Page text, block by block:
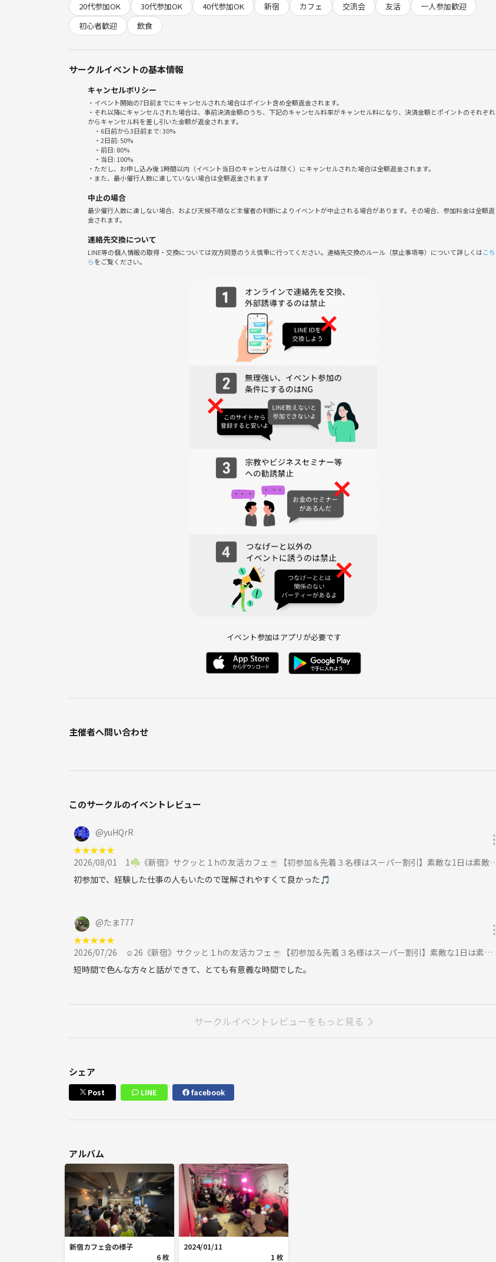
異業種交流会よりも、ずっとカジュアル。
友達づくりの第一歩にぴったりです🌿
《料金》
500〜1500円
ソフトドリンク飲み放題付き！🥤
初参加＆先着割で “最安500円”
※割引チケットは 〜40歳の方が対象です。
※年齢問わず、どなたでも通常チケットでご参加いただけます！
早めのお申し込みほどお得ですっ！！！☺️
今すぐお申し込み画面をCHECK！！
東京都新宿区歌舞伎町１丁目２２−１ 鳥京ビル B1F
https://maps.app.goo.gl/GZZ6ArQyjPrDBqek8
主催者は15分前には現地にいます！ 少し早めのご到着で、受付がスムーズになります。
話すのが苦手でも大丈夫。簡単なプロフィールを記入して、会話のきっかけに♪
主催者も一緒にトークへ参加しますのでご安心を☺️
人数に応じて1〜2回、席替えタイムがあります。
自己紹介シートの写真を共有すると、あとで思い出しやすいので便利です✨
* ほとんどの方がお一人参加＆初参加です！
* サクッと1時間程度だから、気軽に参加OK！
あなたのご参加を心よりお待ちしています！
❗️ ご参加にあたってのお願い
**カフェりんぐ。**では、 安心して楽しめる空間づくりを大切にしています。
以下のルールを守って、気持ちよく交流を楽しみましょう☺️
🚫 その2｜強引なナンパはNG！
相手の気持ちを無視したアプローチは絶対NG。
あなたの魅力、台無しにしないで！
イベント内外を問わず、迷惑行為・クレームが確認された場合は
即時退場・今後の参加をお断りいたします。
✅ その4｜とにかく楽しもう！
「来てよかった！」と思えるイベントを一緒に作りましょう✨
・迷惑行為が確認された場合は厳正に対応いたします
👤主催者プロフィール
皆さん、はじめまして！カフェりんぐ。代表のmichiです。
初めての場所や人との交流って、ちょっと緊張しますよね！
だからこそ、皆さんが安心して心から楽しめる空間を作ることを一番大切にしています☺️
20代参加OK
30代参加OK 40代参加OK 新宿 カフェ 交流会 友活
一人参加歓迎
初心者歓迎
飲食
サークルイベントの基本情報
キャンセルポリシー
・イベント開始の7日前までにキャンセルされた場合はポイント含め全額返金されます。
・それ以降にキャンセルされた場合は、事前決済金額のうち、下記のキャンセル料率がキャンセル料になり、決済金額とポイントのそれぞれ
からキャンセル料を差し引いた金額が返金されます。
・6日前から3日前まで: 30%
・2日前: 50%
・前日: 80%
・当日: 100%
・ただし、お申し込み後 1時間以内（イベント当日のキャンセルは除く）にキャンセルされた場合は全額返金されます。
・また、最小催行人数に達していない場合は全額返金されます
中止の場合
最少催行人数に達しない場合、および天候不順など主催者の判断によりイベントが中止される場合があります。その場合、参加料金は全額返
金されます。
連絡先交換について
LINE等の個人情報の取得・交換については双方同意のうえ慎重に行ってください。連絡先交換のルール（禁止事項等）について詳しくはこち
らをご覧ください。
イベント参加はアプリが必要です
主催者へ問い合わせ
このサークルのイベントレビュー
@yuHQrR
★★★★★
2026/08/01
1☘️《新宿》サクッと１hの友活カフェ☕️【初参加＆先着３名様はスーパー割引】素敵な1日は素敵な出会いから✨に参加
初参加で、経験した仕事の人もいたので理解されやすくて良かった🎵
@たま777
★★★★★
2026/07/26
☺️26《新宿》サクッと１hの友活カフェ☕️【初参加＆先着３名様はスーパー割引】素敵な1日は素敵な出会いから✨に参加
短時間で色んな方々と話ができて、とても有意義な時間でした。
サークルイベントレビューをもっと見る
シェア
Post LINE facebook
アルバム
新宿カフェ会の様子
6 枚
2024/01/11
1 枚